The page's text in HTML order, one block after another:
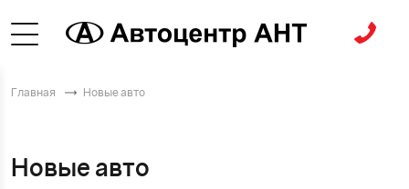
Главная Новые авто
Новые авто